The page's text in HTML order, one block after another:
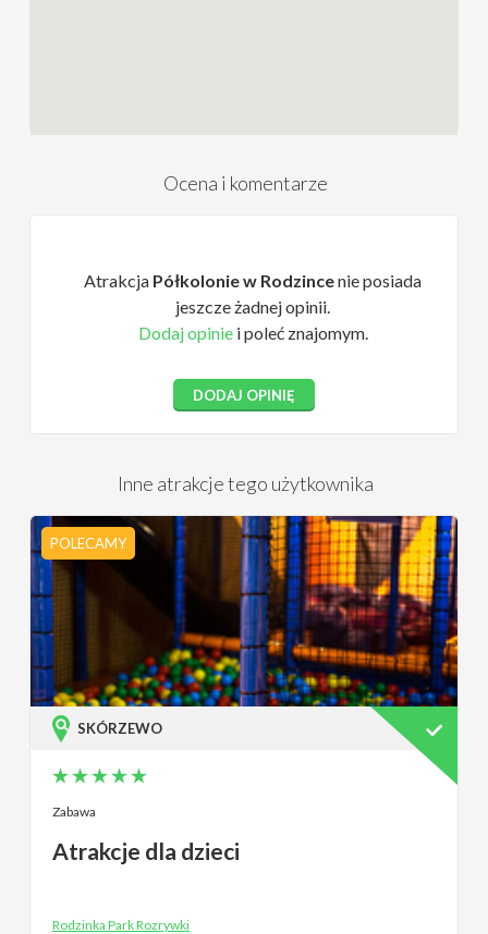
Ocena i komentarze
Atrakcja Półkolonie w Rodzincenie posiada
jeszcze żadnej opinii.
Dodaj opiniei poleć znajomym.
DODAJ OPINIĘ
Inne atrakcje tego użytkownika
POLECAMY
SKÓRZEWO
Zabawa
Atrakcje dla dzieci
Rodzinka Park Rozrywki